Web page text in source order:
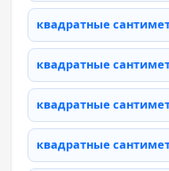
квадратные
квадратные
квадратные
квадратные